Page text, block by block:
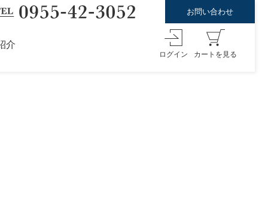
お問い合わせ
介
ログイン カートを見る